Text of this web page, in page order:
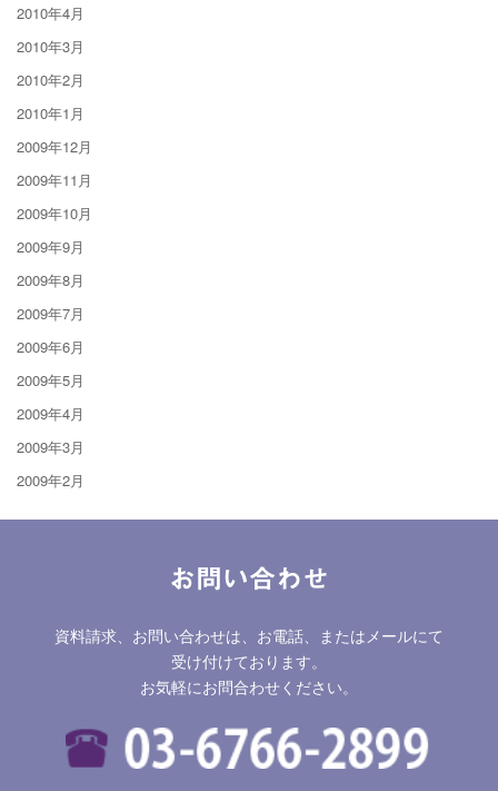
2010年4月
2010年3月
2010年2月
2010年1月
2009年12月
2009年11月
2009年10月
2009年9月
2009年8月
2009年7月
2009年6月
2009年5月
2009年4月
2009年3月
2009年2月
お問い合わせ
資料請求、お問い合わせは、お電話、またはメールにて
受け付けております。
お気軽にお問合わせください。